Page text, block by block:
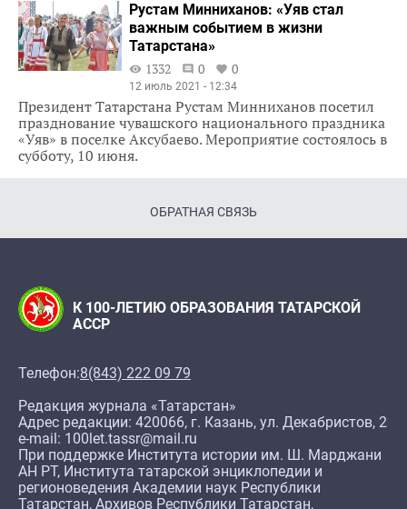
Рустам Минниханов: «Уяв стал
важным событием в жизни
Татарстана»
1332
0 0
12 июль 2021 - 12:34
Президент Татарстана Рустам Минниханов посетил
празднование чувашского национального праздника
«Уяв» в поселке Аксубаево. Мероприятие состоялось в
субботу, 10 июня.
ОБРАТНАЯ СВЯЗЬ
К 100-ЛЕТИЮ ОБРАЗОВАНИЯ ТАТАРСКОЙ
АССР
Телефон:8(843) 222 09 79
Редакция журнала «Татарстан»
Адрес редакции: 420066, г. Казань, ул. Декабристов, 2
e-mail: 100let.tassr@mail.ru
При поддержке Института истории им. Ш. Марджани
АН РТ, Института татарской энциклопедии и
регионоведения Академии наук Республики
Татарстан, Архивов Республики Татарстан,